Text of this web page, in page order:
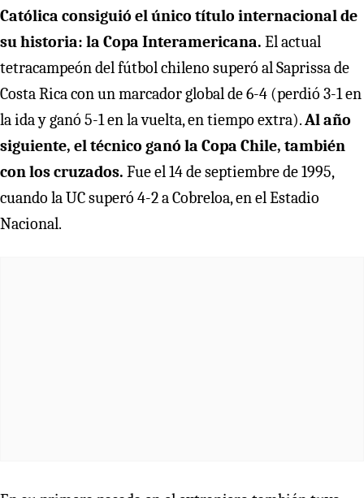
Católica consiguió el único título internacional de
su historia: la Copa Interamericana. El actual
tetracampeón del fútbol chileno superó al Saprissa de
Costa Rica con un marcador global de 6-4 (perdió 3-1 en
la ida y ganó 5-1 en la vuelta, en tiempo extra).Al año
siguiente, el técnico ganó la Copa Chile, también
con los cruzados. Fue el 14 de septiembre de 1995,
cuando la UC superó 4-2 a Cobreloa, en el Estadio
Nacional.